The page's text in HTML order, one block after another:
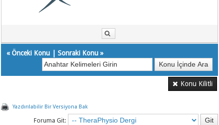
«Önceki Konu |Sonraki Konu »
Konu Kilitli
Yazdırılabilir Bir Versiyona Bak
Foruma Git: